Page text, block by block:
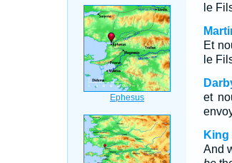
le
Et
le
et
King
And